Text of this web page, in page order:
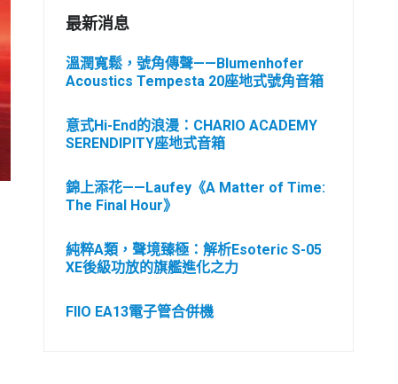
最新消息
溫潤寬鬆，號角傳聲——Blumenhofer
Acoustics Tempesta 20座地式號角音箱
意式Hi-End的浪漫：CHARIO ACADEMY
SERENDIPITY座地式音箱
錦上添花——Laufey《A Matter of Time:
The Final Hour》
純粹A類，聲境臻極：解析Esoteric S-05
XE後級功放的旗艦進化之力
FIIO EA13電子管合併機